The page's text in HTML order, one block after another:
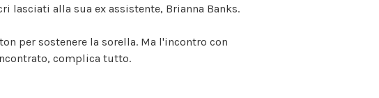
lasciati alla sua ex assistente, Brianna Banks.
per sostenere la sorella. Ma l'incontro con
complica tutto.